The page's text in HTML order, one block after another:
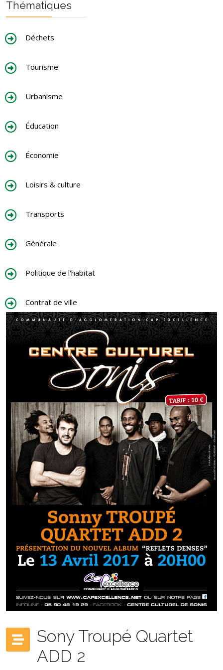
Thématiques
Déchets
Tourisme
Urbanisme
Éducation
Économie
Loisirs & culture
Transports
Générale
Politique de l'habitat
Contrat de ville
Sony Troupé Quartet
ADD 2